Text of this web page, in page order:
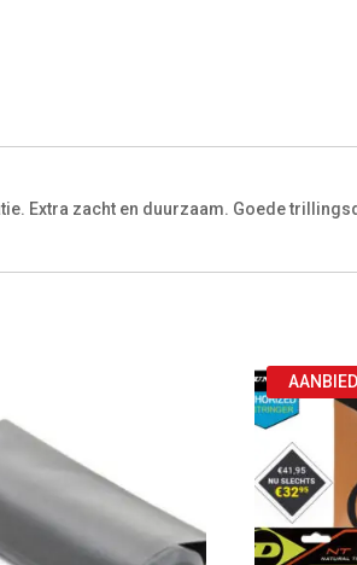
Extra zacht en duurzaam. Goede